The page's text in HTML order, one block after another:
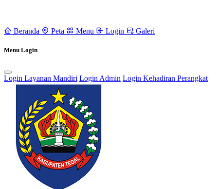
Rencana Pembangunan Jangka Menengah Desa (RPJMDes) dan
Rencana Kerja Pembangunan Desa (RKPDes)
Pendaftaran Kartu Prakerja Gratis oleh Tim Kita Kompeten di Desa
Kertayasa 24 Juni 2022
Beranda Peta Menu Login Galeri
Menu Login
Login Layanan Mandiri Login Admin Login Kehadiran Perangkat